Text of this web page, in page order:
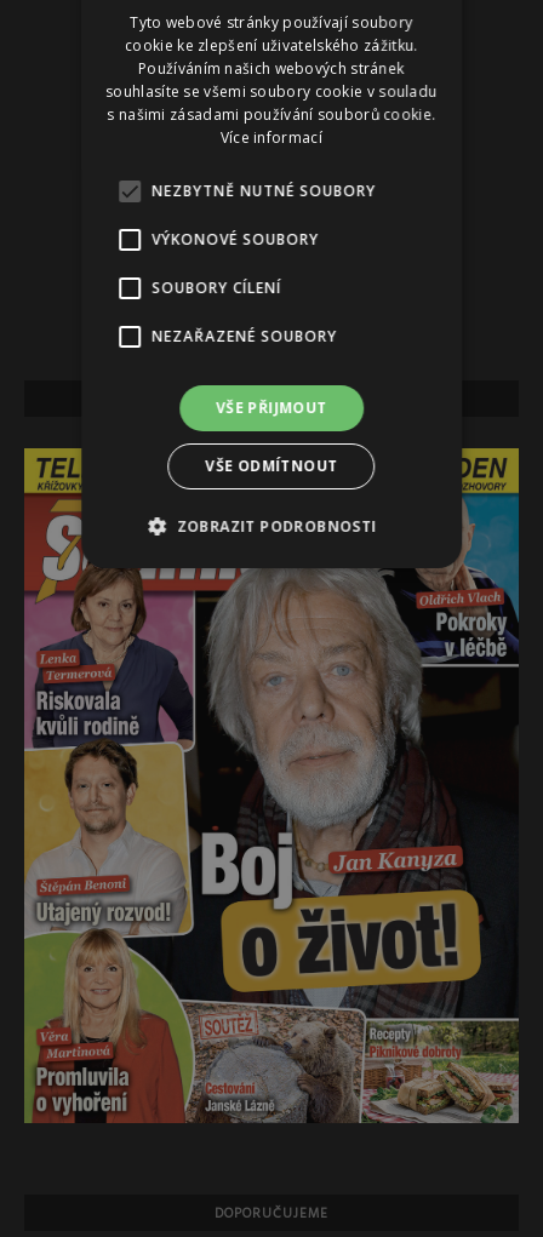
NEJNOVĚJŠÍ VYDÁNÍ
DOPORUČUJEME
Tyto webové stránky používají soubory
cookie ke zlepšení uživatelského zážitku.
Používáním našich webových stránek
souhlasíte se všemi soubory cookie v souladu
s našimi zásadami používání souborů cookie.
Více informací
NEZBYTNĚ NUTNÉ SOUBORY
VÝKONOVÉ SOUBORY
SOUBORY CÍLENÍ
NEZAŘAZENÉ SOUBORY
VŠE PŘIJMOUT
VŠE ODMÍTNOUT
ZOBRAZIT PODROBNOSTI